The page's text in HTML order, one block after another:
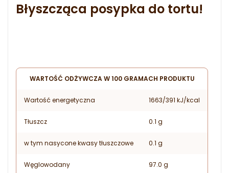
Błyszcząca posypka do tortu!
WARTOŚĆ ODŻYWCZA W 100 GRAMACH PRODUKTU
Wartość energetyczna 1663/391 kJ/kcal
Tłuszcz 0.1 g
w tym nasycone kwasy tłuszczowe 0.1 g
Węglowodany 97.0 g